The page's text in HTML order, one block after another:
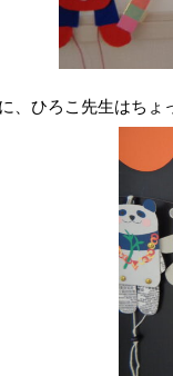
、ひろこ先生はちょ